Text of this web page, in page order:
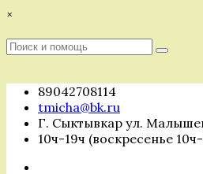
Перейти
содержимому
×
Поиск
Поиск
89042708114
tmicha@bk.ru
Г. Сыктывкар ул.
10ч-19ч (воскресенье